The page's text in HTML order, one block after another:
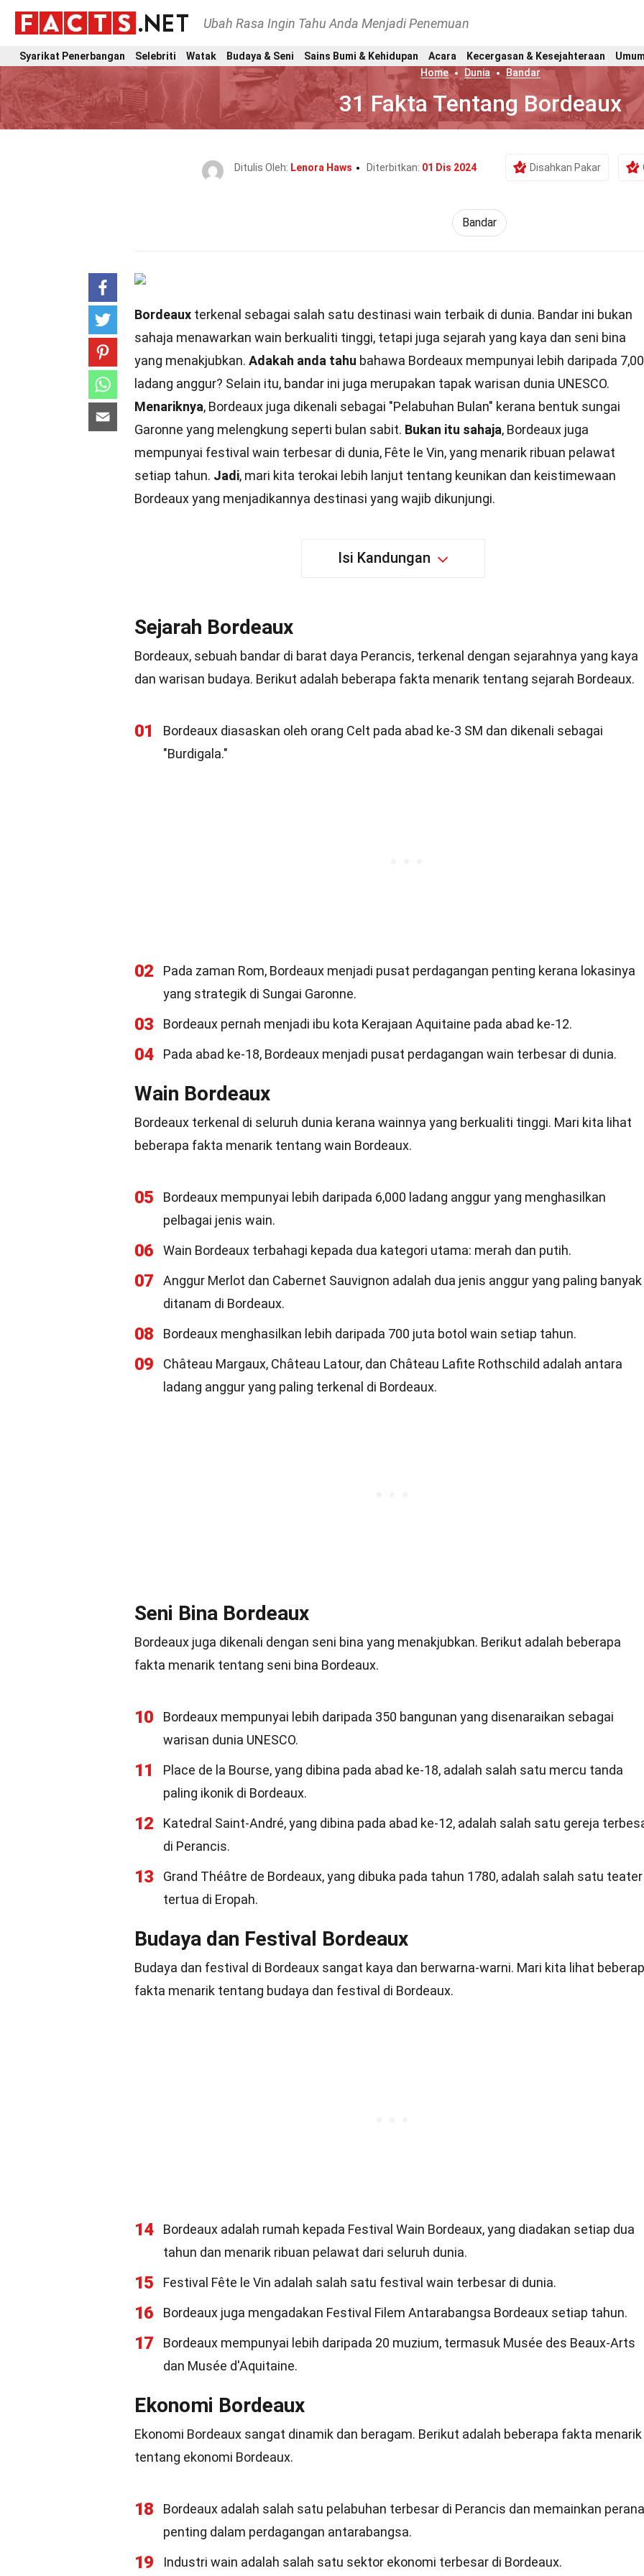
Ubah Rasa Ingin Tahu Anda Menjadi Penemuan
Syarikat Penerbangan Selebriti Watak Budaya & Seni Sains Bumi & Kehidupan Acara Kecergasan & Kesejahteraan
Home
Dunia Bandar
31 Fakta Tentang Bordeaux
Ditulis Oleh: Lenora Haws Diterbitkan: 01 Dis 2024 Disahkan Pakar
Bandar
Bordeaux terkenal sebagai salah satu destinasi wain terbaik di dunia. Bandar ini bukan
sahaja menawarkan wain berkualiti tinggi, tetapi juga sejarah yang kaya dan seni bina
yang menakjubkan. Adakah anda tahu bahawa Bordeaux mempunyai lebih daripada
ladang anggur? Selain itu, bandar ini juga merupakan tapak warisan dunia UNESCO.
Menariknya, Bordeaux juga dikenali sebagai "Pelabuhan Bulan" kerana bentuk sungai
Garonne yang melengkung seperti bulan sabit. Bukan itu sahaja, Bordeaux juga
mempunyai festival wain terbesar di dunia, Fête le Vin, yang menarik ribuan pelawat
setiap tahun. Jadi, mari kita terokai lebih lanjut tentang keunikan dan keistimewaan
Bordeaux yang menjadikannya destinasi yang wajib dikunjungi.
Isi Kandungan
Sejarah Bordeaux
Bordeaux, sebuah bandar di barat daya Perancis, terkenal dengan sejarahnya yang kaya
dan warisan budaya. Berikut adalah beberapa fakta menarik tentang sejarah Bordeaux.
01
Bordeaux diasaskan oleh orang Celt pada abad ke-3 SM dan dikenali sebagai
"Burdigala."
02
Pada zaman Rom, Bordeaux menjadi pusat perdagangan penting kerana lokasinya
yang strategik di Sungai Garonne.
03 Bordeaux pernah menjadi ibu kota Kerajaan Aquitaine pada abad ke-12.
04 Pada abad ke-18, Bordeaux menjadi pusat perdagangan wain terbesar di dunia.
Wain Bordeaux
Bordeaux terkenal di seluruh dunia kerana wainnya yang berkualiti tinggi. Mari kita lihat
beberapa fakta menarik tentang wain Bordeaux.
05
Bordeaux mempunyai lebih daripada 6,000 ladang anggur yang menghasilkan
pelbagai jenis wain.
06 Wain Bordeaux terbahagi kepada dua kategori utama: merah dan putih.
07
Anggur Merlot dan Cabernet Sauvignon adalah dua jenis anggur yang paling banyak
ditanam di Bordeaux.
08 Bordeaux menghasilkan lebih daripada 700 juta botol wain setiap tahun.
09
Château Margaux, Château Latour, dan Château Lafite Rothschild adalah antara
ladang anggur yang paling terkenal di Bordeaux.
Seni Bina Bordeaux
Bordeaux juga dikenali dengan seni bina yang menakjubkan. Berikut adalah beberapa
fakta menarik tentang seni bina Bordeaux.
10
Bordeaux mempunyai lebih daripada 350 bangunan yang disenaraikan sebagai
warisan dunia UNESCO.
11
Place de la Bourse, yang dibina pada abad ke-18, adalah salah satu mercu tanda
paling ikonik di Bordeaux.
12
Katedral Saint-André, yang dibina pada abad ke-12, adalah salah satu gereja
di Perancis.
13
Grand Théâtre de Bordeaux, yang dibuka pada tahun 1780, adalah salah satu teater
tertua di Eropah.
Budaya dan Festival Bordeaux
Budaya dan festival di Bordeaux sangat kaya dan berwarna-warni. Mari kita lihat
fakta menarik tentang budaya dan festival di Bordeaux.
14
Bordeaux adalah rumah kepada Festival Wain Bordeaux, yang diadakan setiap dua
tahun dan menarik ribuan pelawat dari seluruh dunia.
15 Festival Fête le Vin adalah salah satu festival wain terbesar di dunia.
16 Bordeaux juga mengadakan Festival Filem Antarabangsa Bordeaux setiap tahun.
17
Bordeaux mempunyai lebih daripada 20 muzium, termasuk Musée des Beaux-Arts
dan Musée d'Aquitaine.
Ekonomi Bordeaux
Ekonomi Bordeaux sangat dinamik dan beragam. Berikut adalah beberapa fakta menarik
tentang ekonomi Bordeaux.
18
Bordeaux adalah salah satu pelabuhan terbesar di Perancis dan memainkan
penting dalam perdagangan antarabangsa.
19 Industri wain adalah salah satu sektor ekonomi terbesar di Bordeaux.